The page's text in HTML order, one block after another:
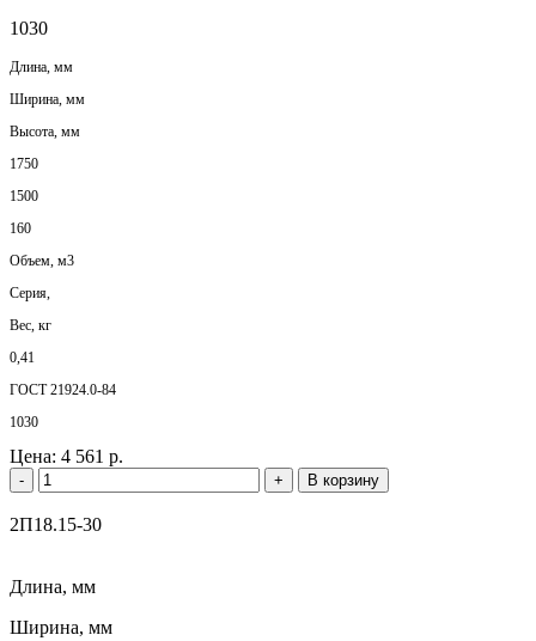
1030
Длина, мм
Ширина, мм
Высота, мм
1750
1500
160
Объем, м3
Серия,
Вес, кг
0,41
ГОСТ 21924.0-84
1030
Цена: 4 561 р.
- + В корзину
2П18.15-30
Длина, мм
Ширина, мм